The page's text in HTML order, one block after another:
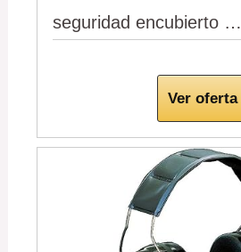
seguridad encubierto …
Ver oferta